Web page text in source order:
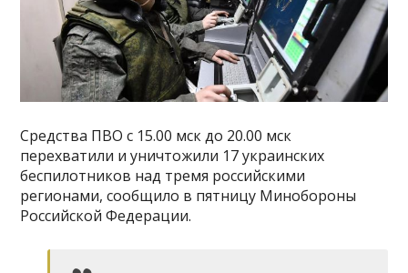
Средства ПВО с 15.00 мск до 20.00 мск
перехватили и уничтожили 17 украинских
беспилотников над тремя российскими
регионами, сообщило в пятницу Минобороны
Российской Федерации.